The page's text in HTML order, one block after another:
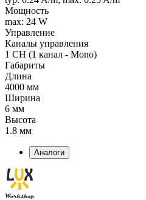
Мощность
max: 24 W
Управление
Каналы управления
1 CH (1 канал - Mono)
Габариты
Длина
4000 мм
Ширина
6 мм
Высота
1.8 мм
Аналоги